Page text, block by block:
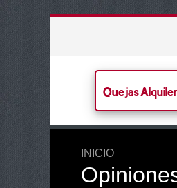
Quejas
INICIO